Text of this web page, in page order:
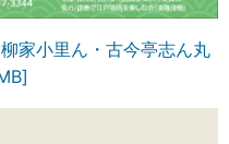
家小里ん・古今亭志ん丸